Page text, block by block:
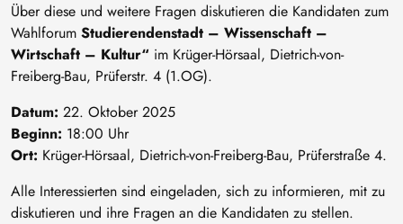
Über diese und weitere Fragen diskutieren die Kandidaten zum
Wahlforum Studierendenstadt – Wissenschaft –
Wirtschaft – Kultur“ im Krüger-Hörsaal, Dietrich-von-
Freiberg-Bau, Prüferstr. 4 (1.OG).
Datum: 22. Oktober 2025
Beginn: 18:00 Uhr
Ort: Krüger-Hörsaal, Dietrich-von-Freiberg-Bau, Prüferstraße 4.
Alle Interessierten sind eingeladen, sich zu informieren, mit zu
diskutieren und ihre Fragen an die Kandidaten zu stellen.